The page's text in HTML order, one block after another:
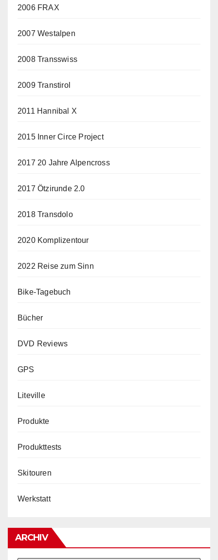
2006 FRAX
2007 Westalpen
2008 Transswiss
2009 Transtirol
2011 Hannibal X
2015 Inner Circe Project
2017 20 Jahre Alpencross
2017 Ötzirunde 2.0
2018 Transdolo
2020 Komplizentour
2022 Reise zum Sinn
Bike-Tagebuch
Bücher
DVD Reviews
GPS
Liteville
Produkte
Produkttests
Skitouren
Werkstatt
ARCHIV